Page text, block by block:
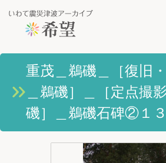
いわて震災津波アーカイブとは
岩手県の被害状況
ピックアップコンテンツ
テーマから探す 地図から探す
重茂＿鵜磯＿［復旧
＿鵜磯］＿［定点
磯］＿鵜磯石碑②１